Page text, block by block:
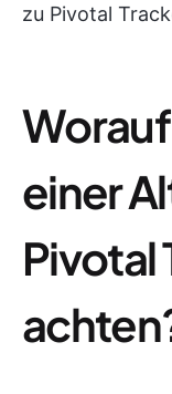
zu Pivotal
einer
Pivotal